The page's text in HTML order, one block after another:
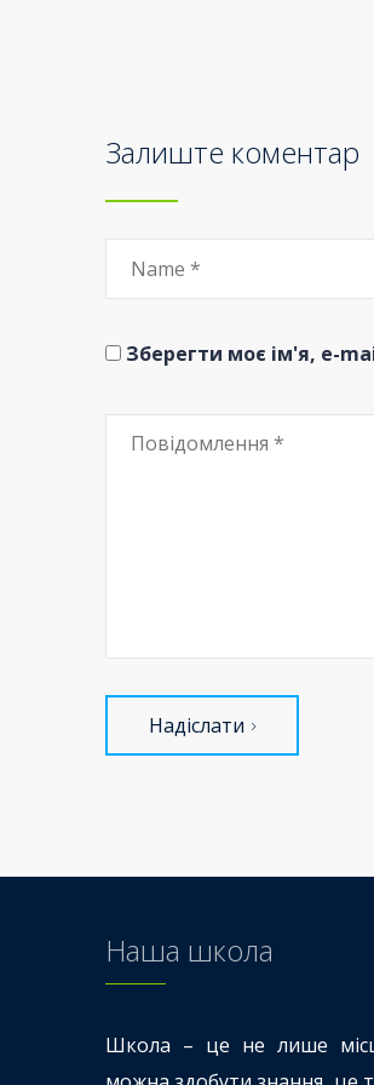
Залиште коментар
Зберегти моє ім'я, e-
Надіслати
Наша школа
Школа – це не лише